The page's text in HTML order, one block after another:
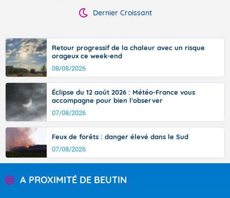
Dernier Croissant
Retour progressif de la chaleur avec un risque
orageux ce week-end
08/08/2026
Éclipse du 12 août 2026 : Météo-France vous
accompagne pour bien l'observer
07/08/2026
Feux de forêts : danger élevé dans le Sud
07/08/2026
A PROXIMITÉ DE BEUTIN